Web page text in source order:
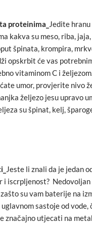
proteinima_ Jedite hranu
kakva su meso, riba,
špinata, krompira,
opskrbit će vas
vitaminom C i
umor, provjerite nivo
željezo jesu upravo
su špinat, kelj,
Jeste li znali da je jedan
i iscrpljenost? Nedovoljan
su vam baterije na
sastoje od vode,
značajno utjecati na